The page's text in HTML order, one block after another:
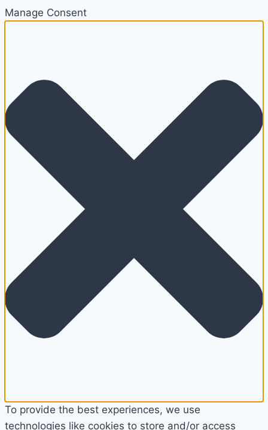
Manage Consent
To provide the best experiences, we use
technologies like cookies to store and/or access